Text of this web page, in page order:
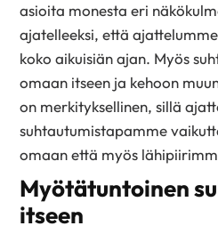
asioita monesta eri
ajatelleeksi, että
koko aikuisiän ajan. Myös
omaan itseen ja kehoon
on merkityksellinen, sillä
suhtautumistapamme
omaan että myös
Myötätuntoinen
itseen